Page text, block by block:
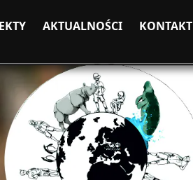
AKTUALNOŚCI KONTAKT